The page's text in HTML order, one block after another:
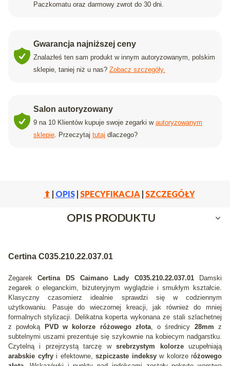
Paczkomatu oraz darmowy zwrot do 30 dni.
Gwarancja najniższej ceny
Znalazłeś ten sam produkt w innym autoryzowanym, polskim
sklepie, taniej niż u nas? Zobacz szczegóły.
Salon autoryzowany
9 na 10 Klientów kupuje swoje zegarki w autoryzowanym
sklepie. Przeczytaj tutaj dlaczego?
⬆ OPIS| SPECYFIKACJA| SZCZEGÓŁY
OPIS PRODUKTU
Certina C035.210.22.037.01
ZegarekCertina DS Caimano Lady C035.210.22.037.01Damski
zegarek o eleganckim, biżuteryjnym wyglądzie i smukłym kształcie.
Klasyczny czasomierz idealnie sprawdzi się w codziennym
użytkowaniu. Pasuje do wieczornej kreacji, jak również do mniej
formalnych stylizacji. Delikatna koperta wykonana ze stali szlachetnej
z powłokąPVD w kolorze różowego złota, o średnicy 28mm z
subtelnymi uszami prezentuje się szykownie na kobiecym nadgarstku.
Czytelną i przejrzystą tarczę wsrebrzystym kolorzeuzupełniają
arabskie cyfryi efektowne, szpiczaste indeksyw kolorze różowego